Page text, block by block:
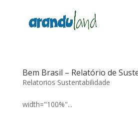
Bem Brasil – Relatório de
Relatorios Sustentabilidade
width="100%"...